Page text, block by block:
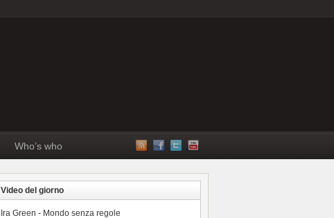
Who’s who
Video del giorno
Ira Green - Mondo senza regole